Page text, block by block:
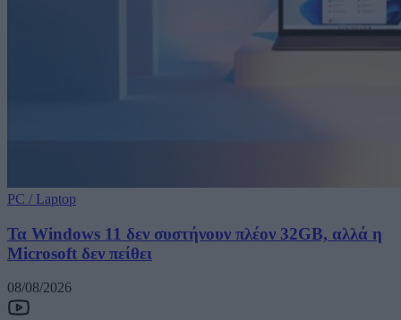
PC / Laptop
Τα Windows 11 δεν συστήνουν πλέον 32GB, αλλά η
Microsoft δεν πείθει
08/08/2026